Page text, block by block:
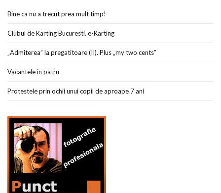
Bine ca nu a trecut prea mult timp!
Clubul de Karting Bucuresti. e-Karting
„Admiterea” la pregatitoare (II). Plus „my two cents”
Vacantele in patru
Protestele prin ochii unui copil de aproape 7 ani